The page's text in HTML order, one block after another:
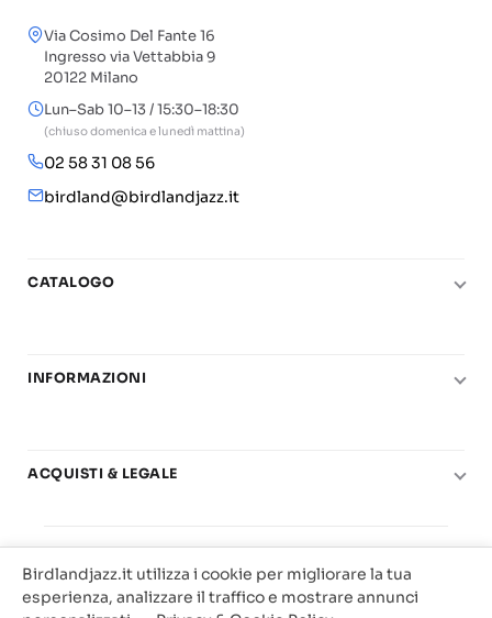
Via Cosimo Del Fante 16
Ingresso via Vettabbia 9
20122 Milano
Lun–Sab 10–13 / 15:30–18:30
(chiuso domenica e lunedì mattina)
02 58 31 08 56
birdland@birdlandjazz.it
CATALOGO
Chitarra
Basi play-along
Offerte
INFORMAZIONI
Carta del Docente
ACQUISTI & LEGALE
Privacy & Cookie
Birdland Milano. P.Iva 12093700156
Web Agency Milano
Birdlandjazz.it utilizza i cookie per migliorare la tua
esperienza, analizzare il traffico e mostrare annunci